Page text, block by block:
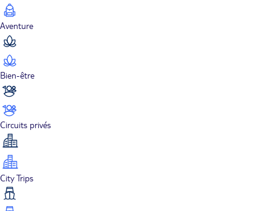
Aventure
Bien-être
Circuits privés
City Trips